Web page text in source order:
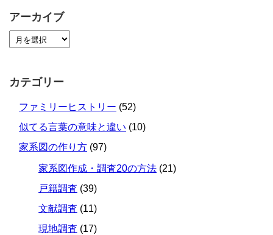
アーカイブ
カテゴリー
ファミリーヒストリー (52)
似てる言葉の意味と違い (10)
家系図の作り方 (97)
家系図作成・調査20の方法 (21)
戸籍調査 (39)
文献調査 (11)
現地調査 (17)